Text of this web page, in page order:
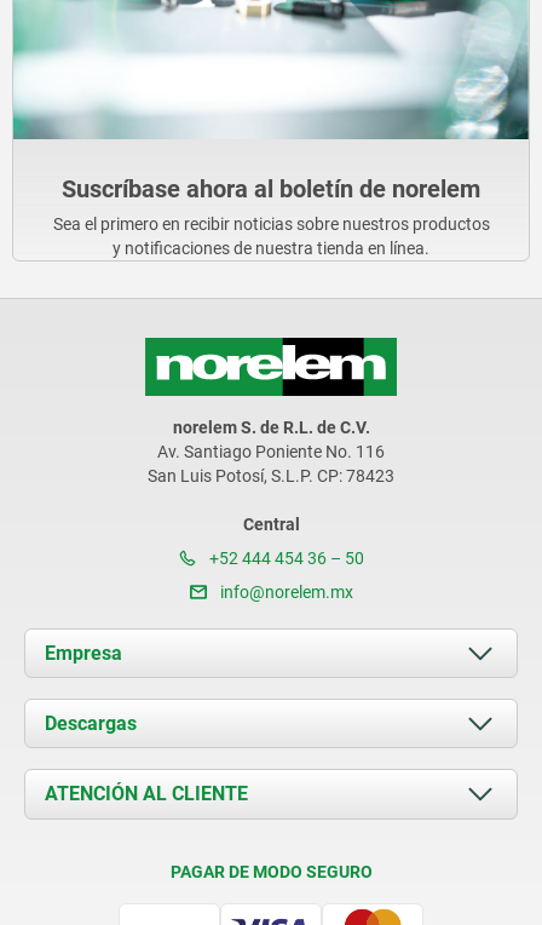
Suscríbase ahora al boletín de norelem
Sea el primero en recibir noticias sobre nuestros productos
y notificaciones de nuestra tienda en línea.
norelem S. de R.L. de C.V.
Av. Santiago Poniente No. 116
San Luis Potosí, S.L.P. CP: 78423
Central
+52 444 454 36 – 50
info@norelem.mx
Empresa
Acerca de nosotros
Novedades
Contacto
Descargas
Documents
ATENCIÓN AL CLIENTE
PAGAR DE MODO SEGURO